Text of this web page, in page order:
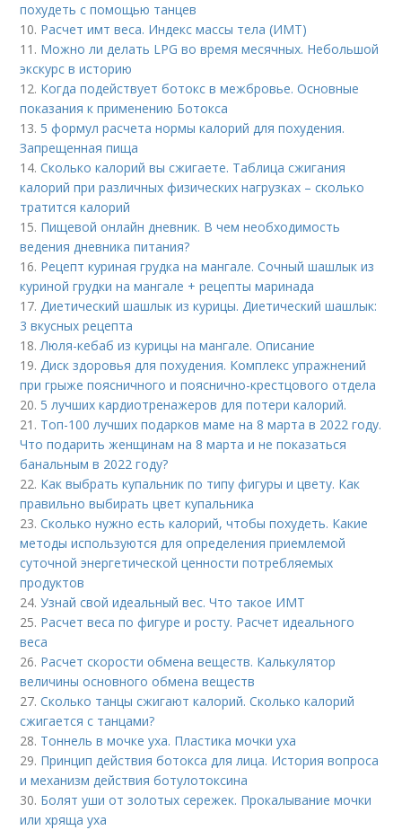
похудеть с помощью танцев
10. Расчет имт веса. Индекс массы тела (ИМТ)
11. Можно ли делать LPG во время месячных. Небольшой
экскурс в историю
12. Когда подействует ботокс в межбровье. Основные
показания к применению Ботокса
13. 5 формул расчета нормы калорий для похудения.
Запрещенная пища
14.Сколько калорий вы сжигаете. Таблица сжигания
калорий при различных физических нагрузках – сколько
тратится калорий
15. Пищевой онлайн дневник. В чем необходимость
ведения дневника питания?
16. Рецепт куриная грудка на мангале. Сочный шашлык из
куриной грудки на мангале + рецепты маринада
17.Диетический шашлык из курицы. Диетический шашлык:
3 вкусных рецепта
18.Люля-кебаб из курицы на мангале. Описание
19.Диск здоровья для похудения. Комплекс упражнений
при грыже поясничного и пояснично-крестцового отдела
20. 5 лучших кардиотренажеров для потери калорий.
21. Топ-100 лучших подарков маме на 8 марта в 2022 году.
Что подарить женщинам на 8 марта и не показаться
банальным в 2022 году?
22. Как выбрать купальник по типу фигуры и цвету. Как
правильно выбирать цвет купальника
23.Сколько нужно есть калорий, чтобы похудеть. Какие
методы используются для определения приемлемой
суточной энергетической ценности потребляемых
продуктов
24.Узнай свой идеальный вес. Что такое ИМТ
25. Расчет веса по фигуре и росту. Расчет идеального
веса
26. Расчет скорости обмена веществ. Калькулятор
величины основного обмена веществ
27.Сколько танцы сжигают калорий. Сколько калорий
сжигается с танцами?
28. Тоннель в мочке уха. Пластика мочки уха
29. Принцип действия ботокса для лица. История вопроса
и механизм действия ботулотоксина
30. Болят уши от золотых сережек. Прокалывание мочки
или хряща уха